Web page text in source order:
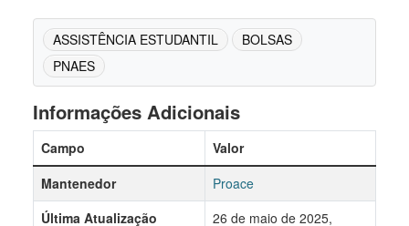
ASSISTÊNCIA ESTUDANTIL
BOLSAS
PNAES
Informações Adicionais
Campo
Valor
Mantenedor
Proace
Última Atualização
26 de maio de 2025,